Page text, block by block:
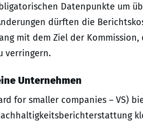
Datenpunkte um
dürften die
mit dem Ziel der
verringern.
Unternehmen
for smaller companies – VS)